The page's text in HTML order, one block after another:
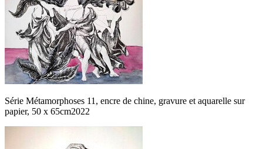
Série Métamorphoses 11, encre de chine, gravure et aquarelle sur
papier, 50 x 65cm2022